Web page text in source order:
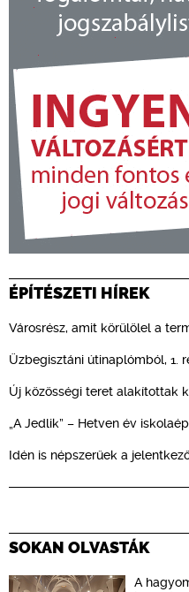
ÉPÍTÉSZETI HÍREK
Városrész, amit körülölel a
Üzbegisztáni útinaplómból, 1.
Új közösségi teret alakítottak
„A Jedlik” – Hetven év
Idén is népszerűek a
SOKAN OLVASTÁK
A